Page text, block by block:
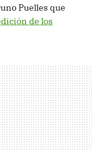
Puelles que
de los